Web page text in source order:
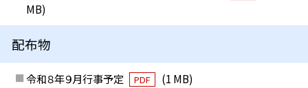
MB)
配布物
令和８年９月行事予定 PDF
(1 MB)